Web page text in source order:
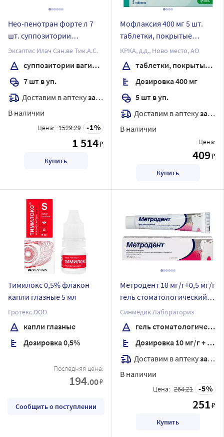
Нео-пенотран форте л 7
шт. суппозитории
вагинальные
Эксэлтис Илач Сан.ве Тик.А.С.
суппозитории вагинальные
7 шт в уп.
Доставим в аптекузавтра
В наличии
Цена: 1529.29 1
1 514₽
Купить
Мофлаксия 400 мг 5 шт.
таблетки, покрытые
пленочной оболочкой
КРКА, д.д., Ново место, АО
таблетки, покрытые пленочной оболочкой
Дозировка 400 мг
5 шт в уп.
Доставим в аптекузавтра
В наличии
Цена:
409₽
Купить
Тимилокс 0,5% флакон
капли глазные 5 мл
Гротекс ООО
капли глазные
Дозировка 0,5%
Последняя цена:
194.00₽
Сообщить о поступлении
Метродент 10 мг/г+0,5 мг/г
гель стоматологический
20 гр
Синмедик Лабораториз
гель стоматологический
Дозировка 10 мг/г + 0,5 мг/г
Доставим в аптекузавтра
В наличии
Цена: 264.21 5
251₽
Купить